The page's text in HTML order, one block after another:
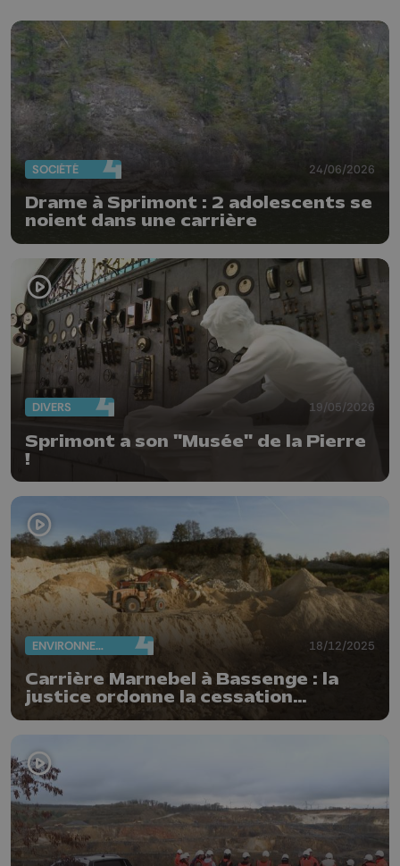
SOCIÉTÉ 24/06/2026
Drame à Sprimont : 2 adolescents se
noient dans une carrière
DIVERS 19/05/2026
Sprimont a son "Musée" de la Pierre
!
ENVIRONNEMENT 18/12/2025
Carrière Marnebel à Bassenge : la
justice ordonne la cessation